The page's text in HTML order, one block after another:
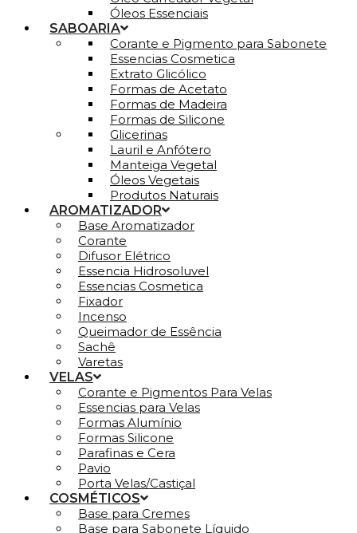
Óleos Essenciais
SABOARIA
Corante e Pigmento para Sabonete
Essencias Cosmetica
Extrato Glicólico
Formas de Acetato
Formas de Madeira
Formas de Silicone
Glicerinas
Lauril e Anfótero
Manteiga Vegetal
Óleos Vegetais
Produtos Naturais
AROMATIZADOR
Base Aromatizador
Corante
Difusor Elétrico
Essencia Hidrosoluvel
Essencias Cosmetica
Fixador
Incenso
Queimador de Essência
Sachê
Varetas
VELAS
Corante e Pigmentos Para Velas
Essencias para Velas
Formas Alumínio
Formas Silicone
Parafinas e Cera
Pavio
Porta Velas/Castiçal
COSMÉTICOS
Base para Cremes
Base para Sabonete Líquido